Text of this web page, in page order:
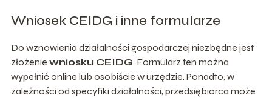
Wniosek CEIDG i inne formularze
Do wznowienia działalności gospodarczej niezbędne jest
złożenie wniosku CEIDG. Formularz ten można
wypełnić online lub osobiście w urzędzie. Ponadto, w
zależności od specyfiki działalności, przedsiębiorca może